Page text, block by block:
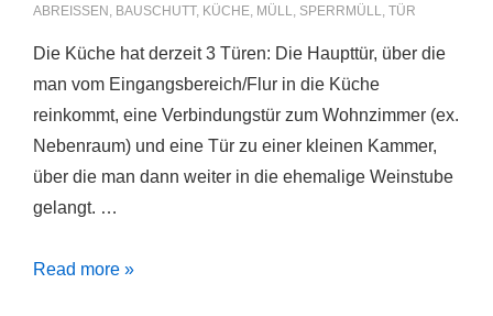
ABREISSEN
, BAUSCHUTT, KÜCHE, MÜLL, SPERRMÜLL, TÜR
Die Küche hat derzeit 3 Türen: Die Haupttür, über die
man vom Eingangsbereich/Flur in die Küche
reinkommt, eine Verbindungstür zum Wohnzimmer (ex.
Nebenraum) und eine Tür zu einer kleinen Kammer,
über die man dann weiter in die ehemalige Weinstube
gelangt. …
3
Read more »